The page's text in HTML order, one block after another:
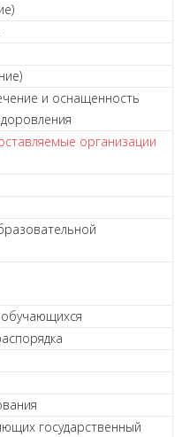
и оснащенность
организации
государственный